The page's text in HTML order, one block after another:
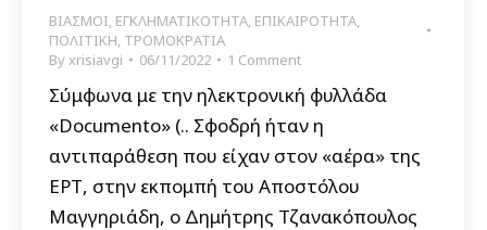
ΒΙΑΣΜΟΙ, ΕΓΚΛΗΜΑΤΙΚΟΤΗΤΑ, ΕΠΙΚΑΙΡΟΤΗΤΑ,
ΠΟΛΙΤΙΚΗ, ΤΡΟΜΟΚΡΑΤΙΑ
Byxrisiavgi 06/11/2022 1 Comment
Σύμφωνα με την ηλεκτρονική φυλλάδα
«Documento» (.. Σφοδρή ήταν η
αντιπαράθεση που είχαν στον «αέρα» της
ΕΡΤ, στην εκπομπή του Αποστόλου
Μαγγηριάδη, ο Δημήτρης Τζανακόπουλος